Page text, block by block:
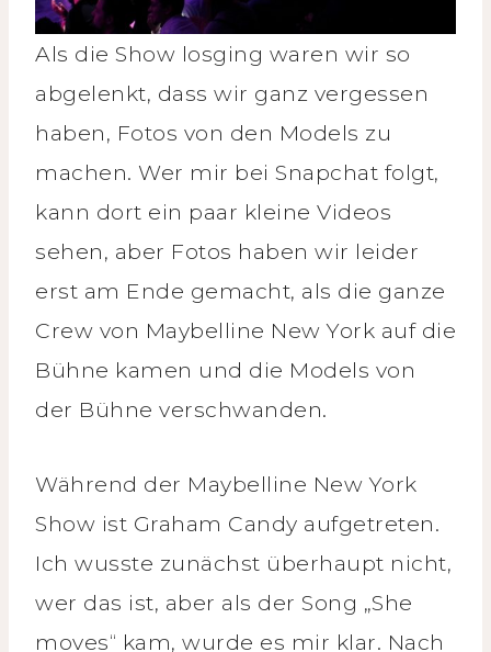
Als die Show losging waren wir so
abgelenkt, dass wir ganz vergessen
haben, Fotos von den Models zu
machen. Wer mir bei Snapchat folgt,
kann dort ein paar kleine Videos
sehen, aber Fotos haben wir leider
erst am Ende gemacht, als die ganze
Crew von Maybelline New York auf die
Bühne kamen und die Models von
der Bühne verschwanden.
Während der Maybelline New York
Show ist Graham Candy aufgetreten.
Ich wusste zunächst überhaupt nicht,
wer das ist, aber als der Song „She
moves“ kam, wurde es mir klar. Nach